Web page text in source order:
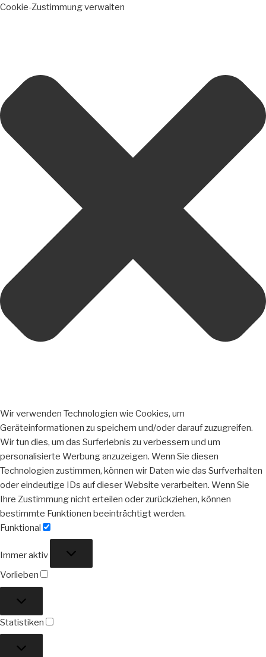
Cookie-Zustimmung verwalten
Wir verwenden Technologien wie Cookies, um
Geräteinformationen zu speichern und/oder darauf zuzugreifen.
Wir tun dies, um das Surferlebnis zu verbessern und um
personalisierte Werbung anzuzeigen. Wenn Sie diesen
Technologien zustimmen, können wir Daten wie das Surfverhalten
oder eindeutige IDs auf dieser Website verarbeiten. Wenn Sie
Ihre Zustimmung nicht erteilen oder zurückziehen, können
bestimmte Funktionen beeinträchtigt werden.
Funktional
Immer aktiv
Vorlieben
Statistiken